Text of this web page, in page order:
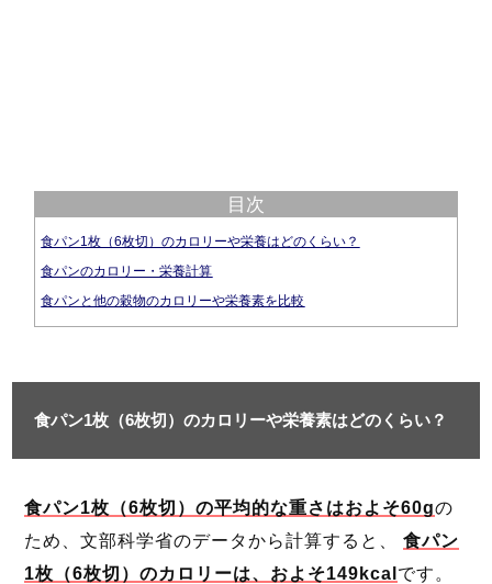
目次
食パン1枚（6枚切）のカロリーや栄養はどのくらい？
食パンのカロリー・栄養計算
食パンと他の穀物のカロリーや栄養素を比較
食パン1枚（6枚切）のカロリーや栄養素はどのくらい？
食パン1枚（6枚切）の平均的な重さはおよそ60gの
ため、文部科学省のデータから計算すると、 食パン
1枚（6枚切）のカロリーは、およそ149kcal です。